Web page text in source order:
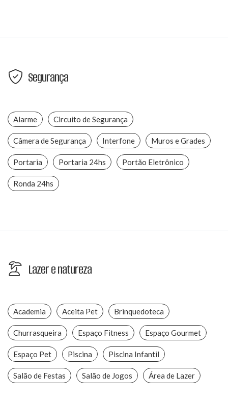
Segurança
Alarme Circuito de Segurança
Câmera de Segurança Interfone Muros e Grades
Portaria Portaria 24hs Portão Eletrônico
Ronda 24hs
Lazer e natureza
Academia Aceita Pet Brinquedoteca
Churrasqueira Espaço Fitness Espaço Gourmet
Espaço Pet Piscina Piscina Infantil
Salão de Festas Salão de Jogos Área de Lazer